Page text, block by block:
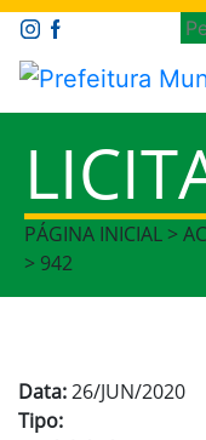
PÁGINA INICIAL >
> 942
Data:26/JUN/2020
Tipo: